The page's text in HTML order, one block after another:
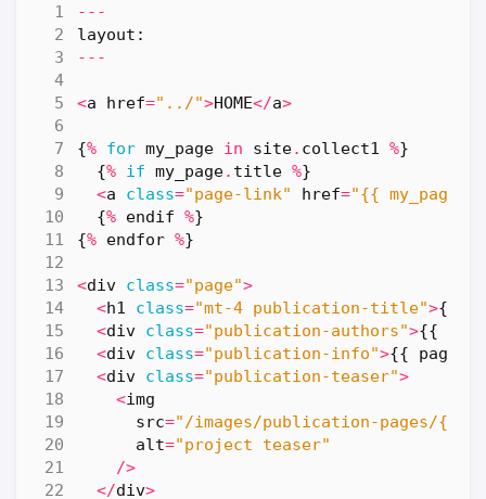
---
layout :
---
<a href="../">HOME</a>
{% for my_page in site. collect1 %}
{% if my_page. title %}
<a class="page-link" href="{{
{% endif %}
{% endfor %}
<div class="page">
<h1 class="mt-4 publication-title">{{
<div class="publication-authors">{{
<div class="publication-info">{{ page
<div class="publication-teaser">
<img
src="/images/publication-pages/{{
alt="project teaser"
/>
</div>